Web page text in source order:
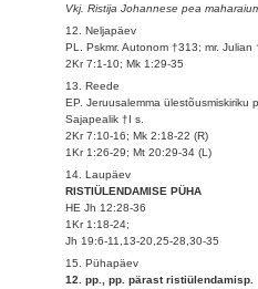
Vkj. Ristija Johannese pea
12. Neljapäev
PL. Pskmr. Autonom †313; mr. Julian
2Kr 7:1-10; Mk 1:29-35
13. Reede
EP. Jeruusalemma ülestõusmiskiriku
Sajapealik †I s.
2Kr 7:10-16; Mk 2:18-22 (R)
1Kr 1:26-29; Mt 20:29-34 (L)
14. Laupäev
RISTIÜLENDAMISE PÜHA
HE Jh 12:28-36
1Kr 1:18-24;
Jh 19:6-11,13-20,25-28,30-35
15. Pühapäev
12. pp., pp. pärast ristiülendamisp.